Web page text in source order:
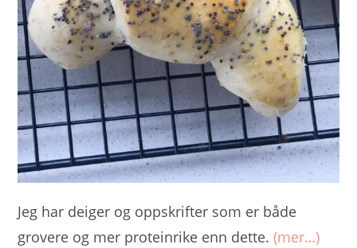
Jeg har deiger og oppskrifter som er både
grovere og mer proteinrike enn dette.(mer…)